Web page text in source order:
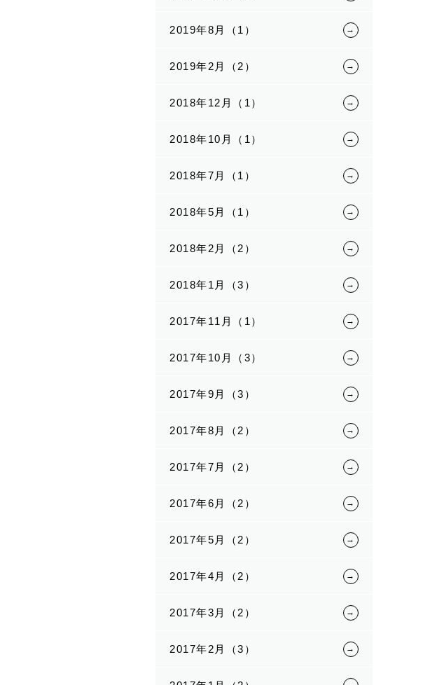
2019年8月（1）
2019年2月（2）
2018年12月（1）
2018年10月（1）
2018年7月（1）
2018年5月（1）
2018年2月（2）
2018年1月（3）
2017年11月（1）
2017年10月（3）
2017年9月（3）
2017年8月（2）
2017年7月（2）
2017年6月（2）
2017年5月（2）
2017年4月（2）
2017年3月（2）
2017年2月（3）